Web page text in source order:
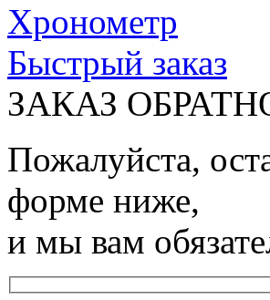
Хронометр
Быстрый заказ
ЗАКАЗ
Пожалуйста,
форме ниже,
и мы вам